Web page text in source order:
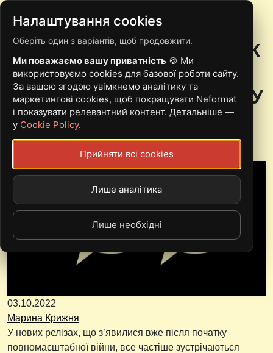
ДО СВОГО КОРІННЯ: ЯК
ВІЙНА ПОВЕРНУЛА
ЕЛЕМЕНТИ ФОЛЬКЛОРУ У
СУЧАСНІ ПІСНІ
03.10.2022
Марина Крижня
У нових релізах, що з’явилися вже після початку
повномасштабної війни, все частіше зустрічаються
Налаштування cookies
Оберіть один з варіантів, щоб продовжити.
Ми поважаємо вашу приватність 🍪 Ми
використовуємо cookies для базової роботи сайту.
За вашою згодою увімкнемо аналітику та
маркетингові cookies, щоб покращувати Neformat
і показувати релевантний контент. Детальніше —
у Cookie Policy.
Прийняти всі cookies
Лише аналітика
Лише необхідні